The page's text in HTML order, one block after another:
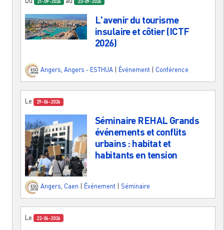
21-09-2026 23-09-2026
L'avenir du tourisme
insulaire et côtier (ICTF
2026)
Angers, Angers - ESTHUA Événement Conférence
Le 29-06-2026
Séminaire REHAL Grands
événements et conflits
urbains : habitat et
habitants en tension
Angers Caen Événement Séminaire
Le 22-06-2026